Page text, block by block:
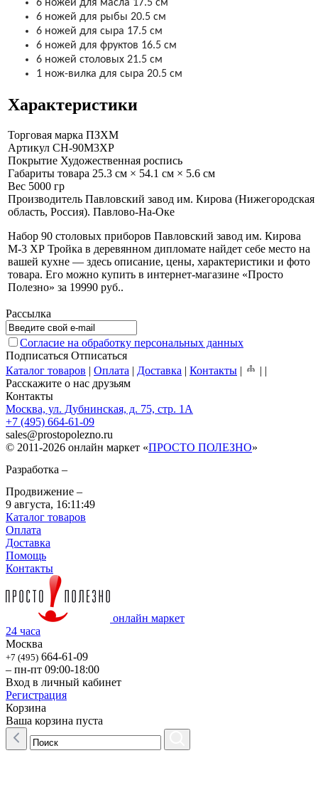
6 ножей для масла 17.5 см
6 ножей для рыбы 20.5 см
6 ножей для сыра 17.5 см
6 ножей для фруктов 16.5 см
6 ножей столовых 21.5 см
1 нож-вилка для сыра 20.5 см
Характеристики
Торговая марка ПЗХМ
Артикул СН-90М3ХР
Покрытие Художественная роспись
Габариты товара 25.3 см × 54.1 см × 5.6 см
Вес 5000 гр
Производитель Павловский завод им. Кирова (Нижегородская
область, Россия). Павлово-На-Оке
Набор 90 столовых приборов Павловский завод им. Кирова
М-3 ХР Тройка в деревянном дипломате найдет себе место на
вашей кухне — здесь описание, цены, характеристики и фото
товара. Его можно купить в интернет-магазине «Просто
Полезно» за 19990 руб..
Рассылка
Согласие на обработку персональных данных
Подписаться Отписаться
Каталог товаров | Оплата | Доставка | Контакты | | |
Расскажите о нас друзьям
Контакты
Москва, ул. Дубнинская, д. 75, стр. 1А
+7 (495) 664-61-09
sales@prostopolezno.ru
© 2011-2026 онлайн маркет «ПРОСТО ПОЛЕЗНО»
Разработка –
Продвижение –
9 августа, 16:11:49
Каталог товаров
Оплата
Доставка
Помощь
Контакты
онлайн маркет
24 часа
Москва
+7 (495) 664-61-09
– пн-пт 09:00-18:00
Вход в личный кабинет
Регистрация
Корзина
Ваша корзина пуста